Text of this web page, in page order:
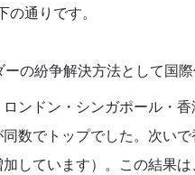
の通りです。
の紛争解決方法として国
ンドン・シンガポール・
数でトップでした。次い
しています）。この結果